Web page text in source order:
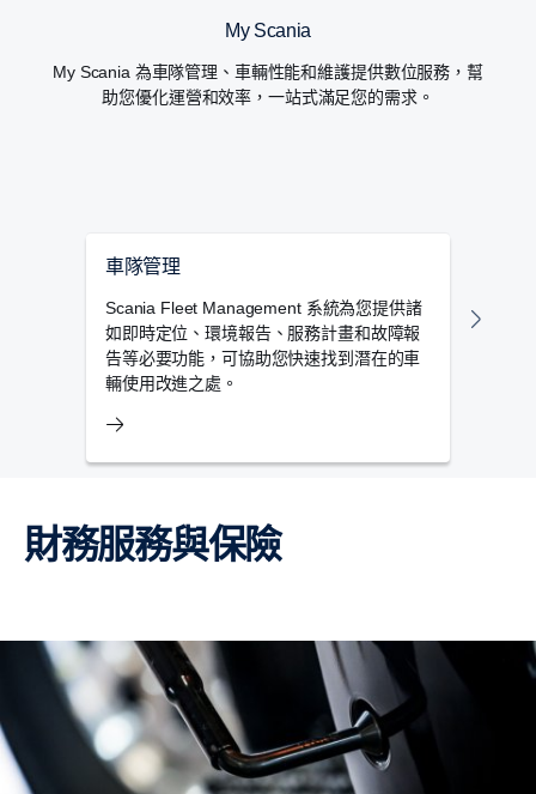
My Scania
My Scania 為車隊管理、車輛性能和維護提供數位服務，幫
助您優化運營和效率，一站式滿足您的需求。
車隊管理
Scania Fleet Management 系統為您提供諸
如即時定位、環境報告、服務計畫和故障報
告等必要功能，可協助您快速找到潛在的車
輛使用改進之處。
財務服務與保險